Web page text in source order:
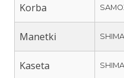
Korba
Manetki
Kaseta